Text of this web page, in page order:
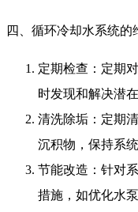
四、循环冷却水系统的
定期检查：定期
时发现和解决潜在
清洗除垢：定期
沉积物，保持系
节能改造：针对
措施，如优化水